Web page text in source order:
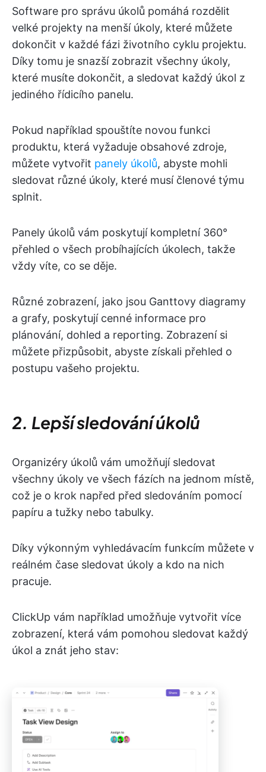
Software pro správu úkolů pomáhá rozdělit
velké projekty na menší úkoly, které můžete
dokončit v každé fázi životního cyklu projektu.
Díky tomu je snazší zobrazit všechny úkoly,
které musíte dokončit, a sledovat každý úkol z
jediného řídicího panelu.
Pokud například spouštíte novou funkci
produktu, která vyžaduje obsahové zdroje,
můžete vytvořit panely úkolů, abyste mohli
sledovat různé úkoly, které musí členové týmu
splnit.
Panely úkolů vám poskytují kompletní 360°
přehled o všech probíhajících úkolech, takže
vždy víte, co se děje.
Různé zobrazení, jako jsou Ganttovy diagramy
a grafy, poskytují cenné informace pro
plánování, dohled a reporting. Zobrazení si
můžete přizpůsobit, abyste získali přehled o
postupu vašeho projektu.
2. Lepší sledování úkolů
Organizéry úkolů vám umožňují sledovat
všechny úkoly ve všech fázích na jednom místě,
což je o krok napřed před sledováním pomocí
papíru a tužky nebo tabulky.
Díky výkonným vyhledávacím funkcím můžete v
reálném čase sledovat úkoly a kdo na nich
pracuje.
ClickUp vám například umožňuje vytvořit více
zobrazení, která vám pomohou sledovat každý
úkol a znát jeho stav: